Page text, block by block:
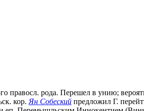
рода. Перешел в унию;
кор. Ян Собеский предложил Г.